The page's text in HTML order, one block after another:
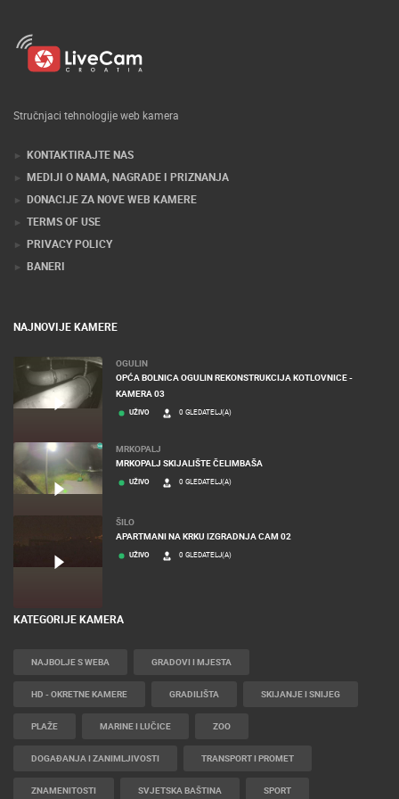
Stručnjaci tehnologije web kamera
KONTAKTIRAJTE NAS
MEDIJI O NAMA, NAGRADE I PRIZNANJA
DONACIJE ZA NOVE WEB KAMERE
TERMS OF USE
PRIVACY POLICY
BANERI
NAJNOVIJE KAMERE
OGULIN
OPĆA BOLNICA OGULIN REKONSTRUKCIJA KOTLOVNICE -
KAMERA 03
UŽIVO 0 GLEDATELJ(A)
MRKOPALJ
MRKOPALJ SKIJALIŠTE ČELIMBAŠA
UŽIVO 0 GLEDATELJ(A)
ŠILO
APARTMANI NA KRKU IZGRADNJA CAM 02
UŽIVO 0 GLEDATELJ(A)
KATEGORIJE KAMERA
NAJBOLJE S WEBA GRADOVI I MJESTA
HD - OKRETNE KAMERE GRADILIŠTA SKIJANJE I SNIJEG
PLAŽE MARINE I LUČICE ZOO
DOGAĐANJA I ZANIMLJIVOSTI TRANSPORT I PROMET
ZNAMENITOSTI SVJETSKA BAŠTINA SPORT